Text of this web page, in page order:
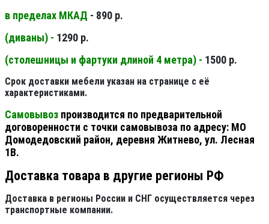
в пределах МКАД - 890 р.
(диваны) - 1290 р.
(столешницы и фартуки длиной 4 метра) - 1500 р.
Срок доставки мебели указан на странице с её
характеристиками.
Самовывоз производится по предварительной
договоренности с точки самовывоза по адресу: МО
Домодедовский район, деревня Житнево, ул. Лесная
1В.
Доставка товара в другие регионы РФ
Доставка в регионы России и СНГ осуществляется через
транспортные компании.